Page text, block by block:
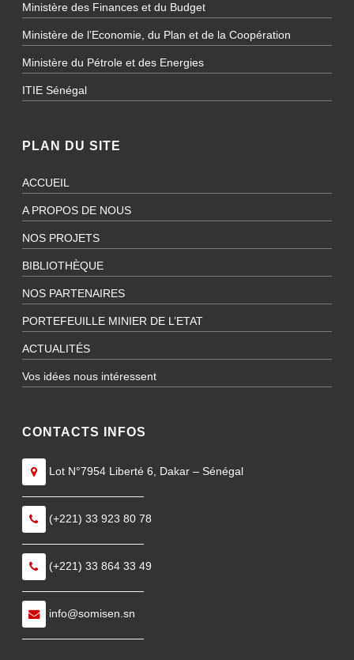
Ministère des Finances et du Budget
Ministère de l’Economie, du Plan et de la Coopération
Ministère du Pétrole et des Energies
ITIE Sénégal
PLAN DU SITE
ACCUEIL
A PROPOS DE NOUS
NOS PROJETS
BIBLIOTHÈQUE
NOS PARTENAIRES
PORTEFEUILLE MINIER DE L’ETAT
ACTUALITÉS
Vos idées nous intéressent
CONTACTS INFOS
Lot N°7954 Liberté 6, Dakar – Sénégal
———————————
(+221) 33 923 80 78
———————————
(+221) 33 864 33 49
———————————
info@somisen.sn
———————————